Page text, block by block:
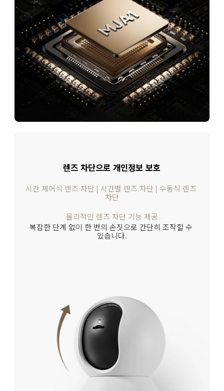
렌즈 차단으로 개인정보 보호
시간 제어식 렌즈 차단 | 시간별 렌즈 차단 | 수동식 렌즈
차단
물리적인 렌즈 차단 기능 제공
복잡한 단계 없이 한 번의 손짓으로 간단히 조작할 수
있습니다.